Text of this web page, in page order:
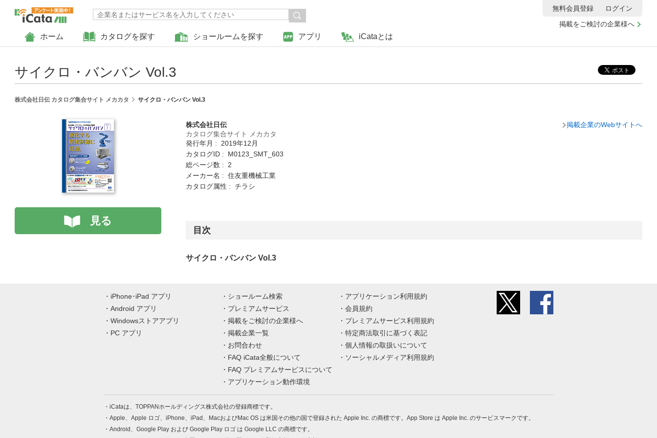
ホーム カタログを探す ショールームを探す アプリ iCataとは
掲載をご検討の企業様へ
無料会員登録 ログイン
サイクロ・バンバン Vol.3
株式会社日伝 カタログ集合サイト メカカタ サイクロ・バンバン Vol.3
見る
株式会社日伝
カタログ集合サイト メカカタ
発行年月 : 2019年12月
カタログID : M0123_SMT_603
総ページ数 : 2
メーカー名 : 住友重機械工業
カタログ属性 : チラシ
掲載企業のWebサイトへ
目次
サイクロ・バンバン Vol.3
iPhone･iPad アプリ
Android アプリ
Windowsストアアプリ
PC アプリ
ショールーム検索
プレミアムサービス
掲載をご検討の企業様へ
掲載企業一覧
お問合わせ
FAQ iCata全般について
FAQ プレミアムサービスについて
アプリケーション動作環境
アプリケーション利用規約
会員規約
プレミアムサービス利用規約
特定商法取引に基づく表記
個人情報の取扱いについて
ソーシャルメディア利用規約
iCataは、TOPPANホールディングス株式会社の登録商標です。
Apple、Apple ロゴ、iPhone、iPad、MacおよびMac OS は米国その他の国で登録された Apple Inc. の商標です。App Store は Apple Inc. のサービスマークです。
Android、Google Play および Google Play ロゴ は Google LLC の商標です。